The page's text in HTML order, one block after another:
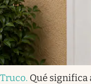
Truco. Qué significa